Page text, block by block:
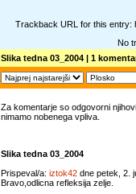
Trackback URL for this entry:
No
Slika tedna 03_2004 | 1
Za komentarje so odgovorni
nimamo nobenega vpliva.
Slika tedna 03_2004
Prispeval/a: iztok42 dne petek, 2.
Bravo,odlicna refleksija zelje.